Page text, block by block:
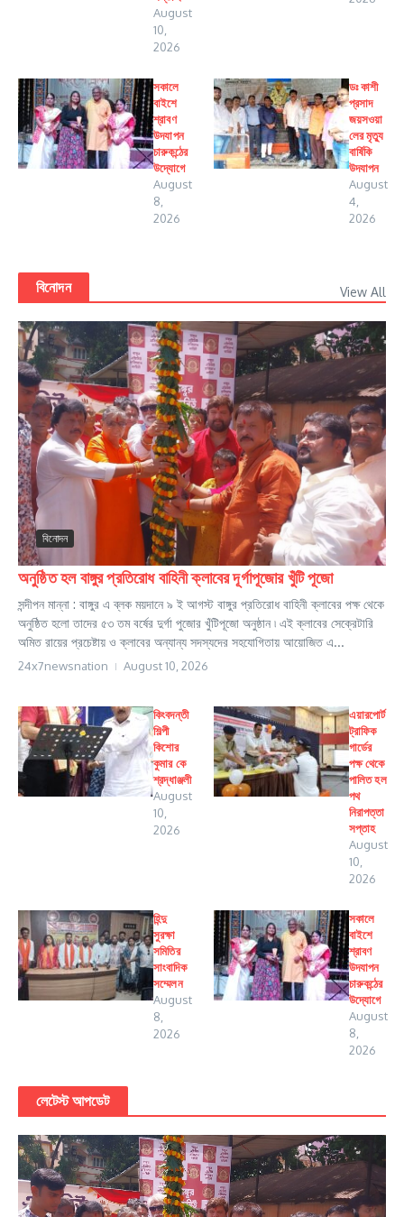
August
10,
2026
সকালে
বাইশে
শ্রাবণ
উদযাপন
চারুকন্ঠের
উদ্যোগে
August
8,
2026
ডঃ কাশী
প্রসাদ
জয়সওয়া
লের মৃত্যু
বার্ষিকি
উদযাপন
August
4,
2026
বিনোদন View All
বিনোদন
অনুষ্ঠিত হল বাঙ্গুর প্রতিরোধ বাহিনী ক্লাবের দূর্গাপূজোর খুঁটি পূজো
সন্দীপন মান্না : বাঙ্গুর এ ব্লক ময়দানে ৯ ই আগস্ট বাঙ্গুর প্রতিরোধ বাহিনী ক্লাবের পক্ষ থেকে
অনুষ্ঠিত হলো তাদের ৫৩ তম বর্ষের দুর্গা পুজোর খুঁটিপূজো অনুষ্ঠান ৷ এই ক্লাবের সেক্রেটারি
অমিত রায়ের প্রচেষ্টায় ও ক্লাবের অন্যান্য সদস্যদের সহযোগিতায় আয়োজিত এ...
24x7newsnation August 10, 2026
কিংবদন্তী
শিল্পী
কিশোর
কুমার কে
শ্রদ্ধাঞ্জলী
August
10,
2026
এয়ারপোর্ট
ট্রাফিক
গার্ডের
পক্ষ থেকে
পালিত হল
পথ
নিরাপত্তা
সপ্তাহ
August
10,
2026
হিন্দু
সুরক্ষা
সমিতির
সাংবাদিক
সম্মেলন
August
8,
2026
সকালে
বাইশে
শ্রাবণ
উদযাপন
চারুকন্ঠের
উদ্যোগে
August
8,
2026
লেটেস্ট আপডেট